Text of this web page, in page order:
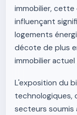
immobilier, cette
influençant
logements
décote de plus
immobilier
L'exposition du
technologiques,
secteurs soumis